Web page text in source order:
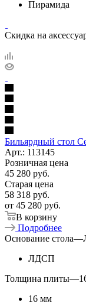
Пирамида
Скидка на
Бильярдный стол
Арт.: 113145
Розничная цена
45 280 руб.
Старая цена
58 318 руб.
от 45 280 руб.
В корзину
Подробнее
Основание стола—
ЛДСП
Толщина плиты—
16 мм